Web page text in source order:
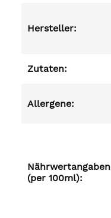
Hersteller:
Zutaten:
Allergene:
Nährwertangaben
(per 100ml):